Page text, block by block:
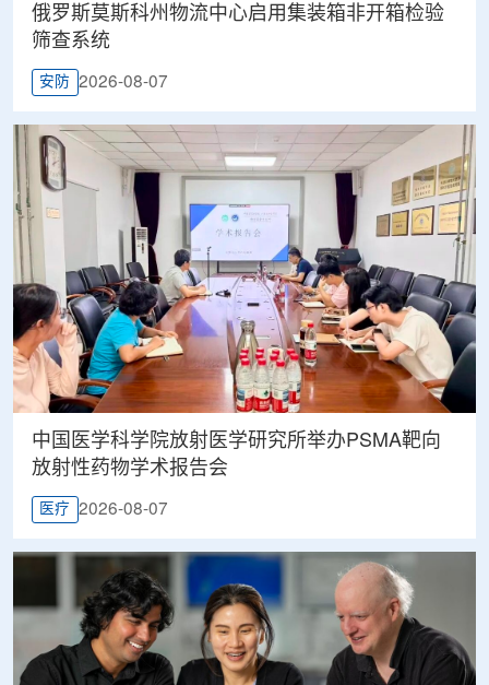
俄罗斯莫斯科州物流中心启用集装箱非开箱检验
筛查系统
安防 2026-08-07
中国医学科学院放射医学研究所举办PSMA靶向
放射性药物学术报告会
医疗 2026-08-07